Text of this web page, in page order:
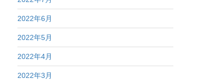
2022年6月
2022年5月
2022年4月
2022年3月